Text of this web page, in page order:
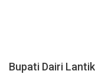
Bupati Dairi